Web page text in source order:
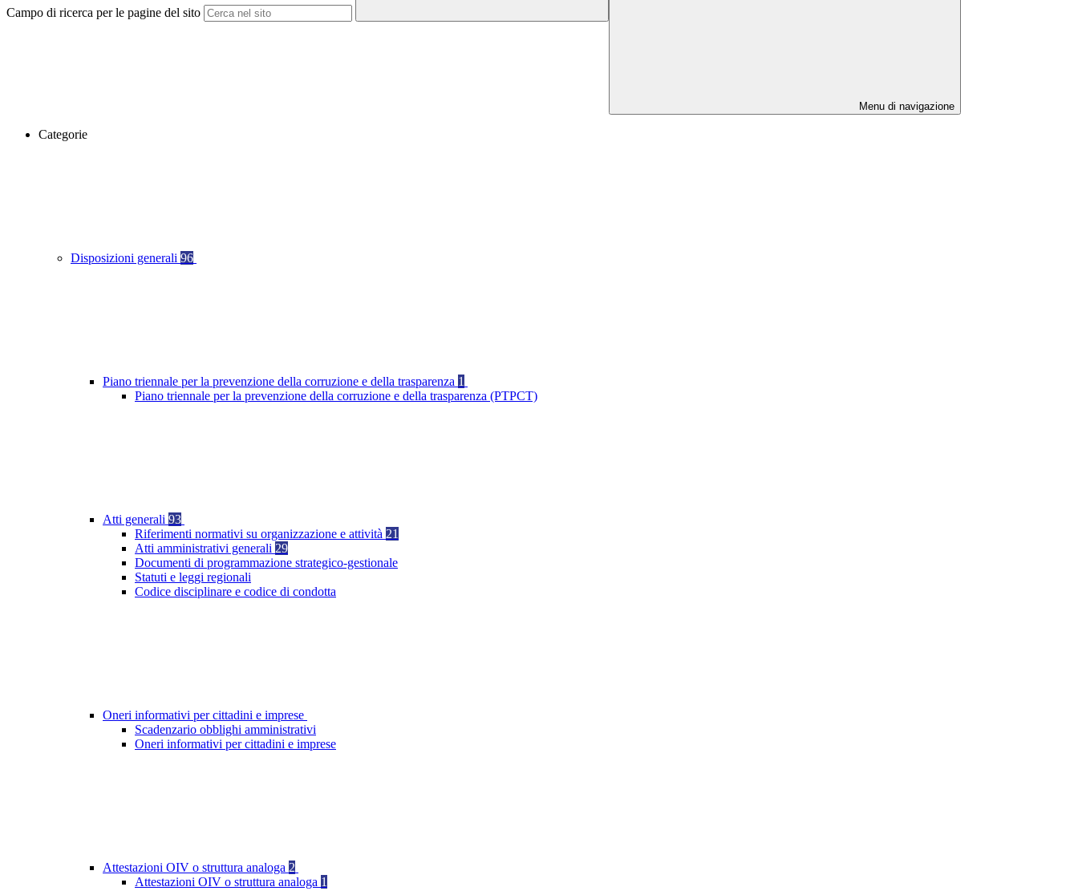
Campo di ricerca per le pagine del sito
Menu di navigazione
Categorie
Disposizioni generali 96
Piano triennale per la prevenzione della corruzione e della trasparenza 1
Piano triennale per la prevenzione della corruzione e della trasparenza (PTPCT)
Atti generali 93
Riferimenti normativi su organizzazione e attività 21
Atti amministrativi generali 29
Documenti di programmazione strategico-gestionale
Statuti e leggi regionali
Codice disciplinare e codice di condotta
Oneri informativi per cittadini e imprese
Scadenzario obblighi amministrativi
Oneri informativi per cittadini e imprese
Attestazioni OIV o struttura analoga 2
Attestazioni OIV o struttura analoga 1